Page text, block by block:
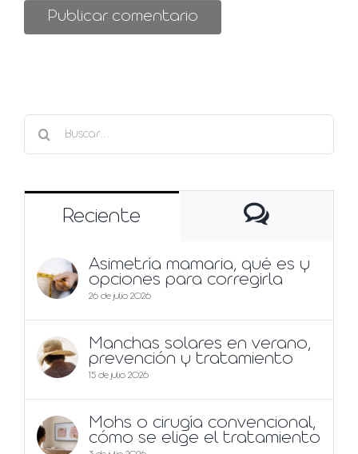
Buscar:
Reciente
Asimetría mamaria, qué es y
opciones para corregirla
26 de julio 2026
Manchas solares en verano,
prevención y tratamiento
15 de julio 2026
Mohs o cirugía convencional,
cómo se elige el tratamiento